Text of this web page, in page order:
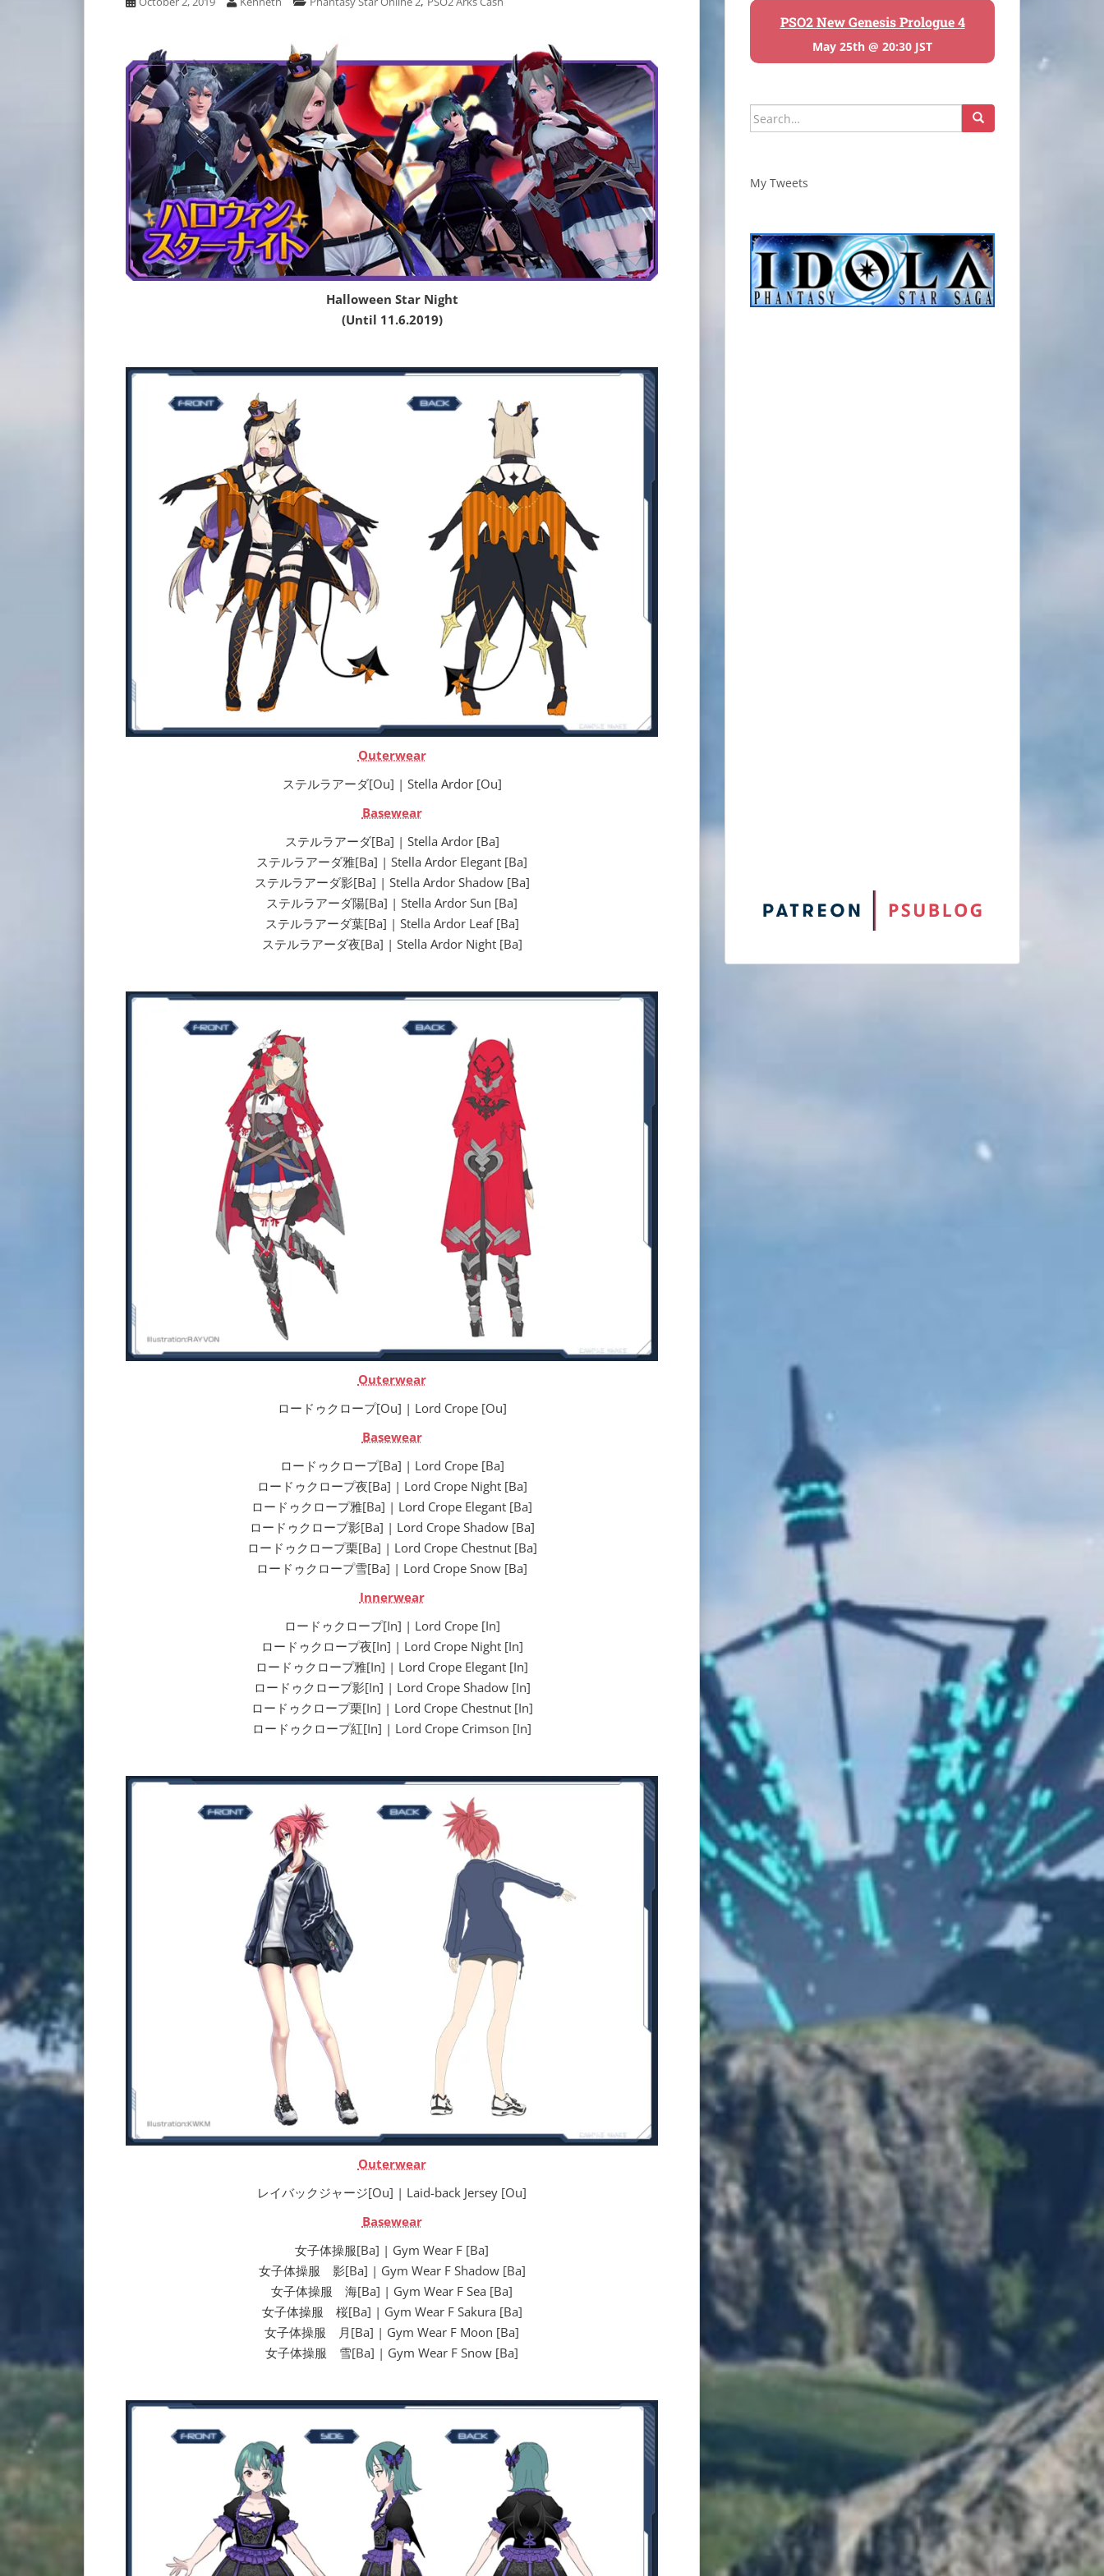
Halloween Star Night
(Until 11.6.2019)
Outerwear
ステルラアーダ[Ou] | Stella Ardor [Ou]
Basewear
ステルラアーダ[Ba] | Stella Ardor [Ba]
ステルラアーダ雅[Ba] | Stella Ardor Elegant [Ba]
ステルラアーダ影[Ba] | Stella Ardor Shadow [Ba]
ステルラアーダ陽[Ba] | Stella Ardor Sun [Ba]
ステルラアーダ葉[Ba] | Stella Ardor Leaf [Ba]
ステルラアーダ夜[Ba] | Stella Ardor Night [Ba]
Outerwear
ロードゥクロープ[Ou] | Lord Crope [Ou]
Basewear
ロードゥクロープ[Ba] | Lord Crope [Ba]
ロードゥクロープ夜[Ba] | Lord Crope Night [Ba]
ロードゥクロープ雅[Ba] | Lord Crope Elegant [Ba]
ロードゥクロープ影[Ba] | Lord Crope Shadow [Ba]
ロードゥクロープ栗[Ba] | Lord Crope Chestnut [Ba]
ロードゥクロープ雪[Ba] | Lord Crope Snow [Ba]
Innerwear
ロードゥクロープ[In] | Lord Crope [In]
ロードゥクロープ夜[In] | Lord Crope Night [In]
ロードゥクロープ雅[In] | Lord Crope Elegant [In]
ロードゥクロープ影[In] | Lord Crope Shadow [In]
ロードゥクロープ栗[In] | Lord Crope Chestnut [In]
ロードゥクロープ紅[In] | Lord Crope Crimson [In]
Outerwear
レイバックジャージ[Ou] | Laid-back Jersey [Ou]
Basewear
女子体操服[Ba] | Gym Wear F [Ba]
女子体操服 影[Ba] | Gym Wear F Shadow [Ba]
女子体操服 海[Ba] | Gym Wear F Sea [Ba]
女子体操服 桜[Ba] | Gym Wear F Sakura [Ba]
女子体操服 月[Ba] | Gym Wear F Moon [Ba]
女子体操服 雪[Ba] | Gym Wear F Snow [Ba]
PSO2 New Genesis Prologue 4
May 25th @ 20:30 JST
Search
for:
My Tweets